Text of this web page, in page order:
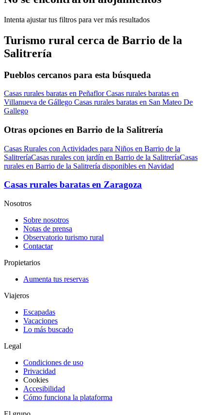
Intenta ajustar tus filtros para ver más resultados
Turismo rural cerca de Barrio de la
Salitrería
Pueblos cercanos para esta búsqueda
Casas rurales baratas en PeñaflorCasas rurales baratas en
Villanueva de Gállego Casas rurales baratas en San Mateo De
Gallego
Otras opciones en Barrio de la Salitrería
Casas Rurales con Actividades para Niños en Barrio de la
SalitreríaCasas rurales con jardín en Barrio de la SalitreríaCasas
rurales en Barrio de la Salitrería disponibles en Navidad
Casas rurales baratas en Zaragoza
Nosotros
Sobre nosotros
Notas de prensa
Observatorio turismo rural
Contactar
Propietarios
Aumenta tus reservas
Viajeros
Escapadas
Vacaciones
Lo más buscado
Legal
Condiciones de uso
Privacidad
Cookies
Accesibilidad
Cómo funciona la plataforma